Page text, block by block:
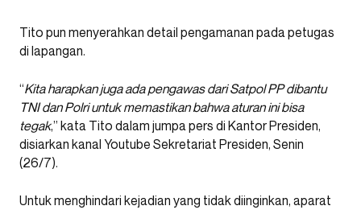
Tito pun menyerahkan detail pengamanan pada petugas
di lapangan.
“Kita harapkan juga ada pengawas dari Satpol PP dibantu
TNI dan Polri untuk memastikan bahwa aturan ini bisa
tegak,” kata Tito dalam jumpa pers di Kantor Presiden,
disiarkan kanal Youtube Sekretariat Presiden, Senin
(26/7).
Untuk menghindari kejadian yang tidak diinginkan, aparat